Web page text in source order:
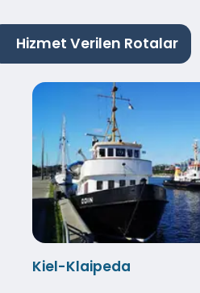
Hizmet Verilen Rotalar
Kiel-Klaipeda